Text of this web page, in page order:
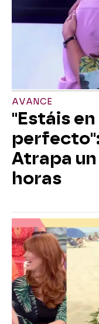
AVANCE
"Estáis
Atrapa un
horas